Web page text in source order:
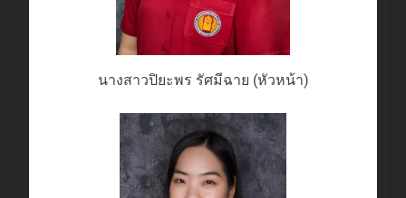
นางสาวปิยะพร รัศมีฉาย (หัวหน้า)